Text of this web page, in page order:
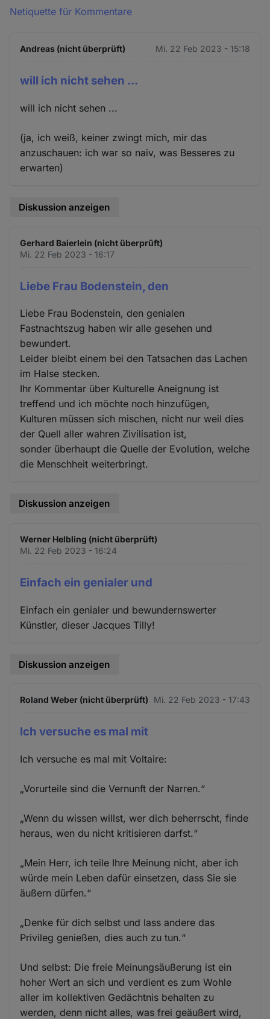
Netiquette für Kommentare
Andreas (nicht überprüft) Mi. 22 Feb 2023 - 15:18
will ich nicht sehen ...
will ich nicht sehen ...
(ja, ich weiß, keiner zwingt mich, mir das
anzuschauen: ich war so naiv, was Besseres zu
erwarten)
Diskussion anzeigen
Gerhard Baierlein (nicht überprüft)
Mi. 22 Feb 2023 - 16:17
Liebe Frau Bodenstein, den
Liebe Frau Bodenstein, den genialen
Fastnachtszug haben wir alle gesehen und
bewundert.
Leider bleibt einem bei den Tatsachen das Lachen
im Halse stecken.
Ihr Kommentar über Kulturelle Aneignung ist
treffend und ich möchte noch hinzufügen,
Kulturen müssen sich mischen, nicht nur weil dies
der Quell aller wahren Zivilisation ist,
sonder überhaupt die Quelle der Evolution, welche
die Menschheit weiterbringt.
Diskussion anzeigen
Werner Helbling (nicht überprüft)
Mi. 22 Feb 2023 - 16:24
Einfach ein genialer und
Einfach ein genialer und bewundernswerter
Künstler, dieser Jacques Tilly!
Diskussion anzeigen
Roland Weber (nicht überprüft) Mi. 22 Feb 2023 - 17:43
Ich versuche es mal mit
Ich versuche es mal mit Voltaire:
„Vorurteile sind die Vernunft der Narren.“
„Wenn du wissen willst, wer dich beherrscht, finde
heraus, wen du nicht kritisieren darfst.“
„Mein Herr, ich teile Ihre Meinung nicht, aber ich
würde mein Leben dafür einsetzen, dass Sie sie
äußern dürfen.“
„Denke für dich selbst und lass andere das
Privileg genießen, dies auch zu tun.“
Und selbst: Die freie Meinungsäußerung ist ein
hoher Wert an sich und verdient es zum Wohle
aller im kollektiven Gedächtnis behalten zu
werden, denn nicht alles, was frei geäußert wird,